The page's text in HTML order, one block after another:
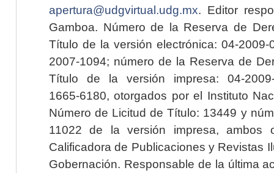
apertura@udgvirtual.udg.mx. Editor
Gamboa. Número de la Reserva de
Título de la versión electrónica: 04-2009-
2007-1094; número de la Reserva de
Título de la versión impresa: 04-2009-
1665-6180, otorgados por el Instituto
Número de Licitud de Título: 13449 y
11022 de la versión impresa, ambos
Calificadora de Publicaciones y Revistas
Gobernación. Responsable de la última